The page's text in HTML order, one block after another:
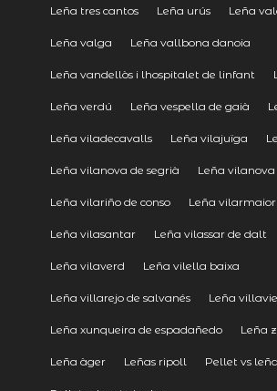
Leña tres cantos Leña urús Leña
Leña valga Leña vallbona danoia
Leña vandellòs i lhospitalet de linfant
Leña verdú Leña vespella de gaià
Leña viladecavalls Leña vilajuïga
Leña vilanova de segrià Leña
Leña vilariño de conso Leña vilarmaior
Leña vilasantar Leña vilassar de dalt
Leña vilaverd Leña vilella baixa
Leña villarejo de salvanés Leña
Leña xunqueira de espadañedo Leña
Leña àger Leñas ripoll Pellet vs leña